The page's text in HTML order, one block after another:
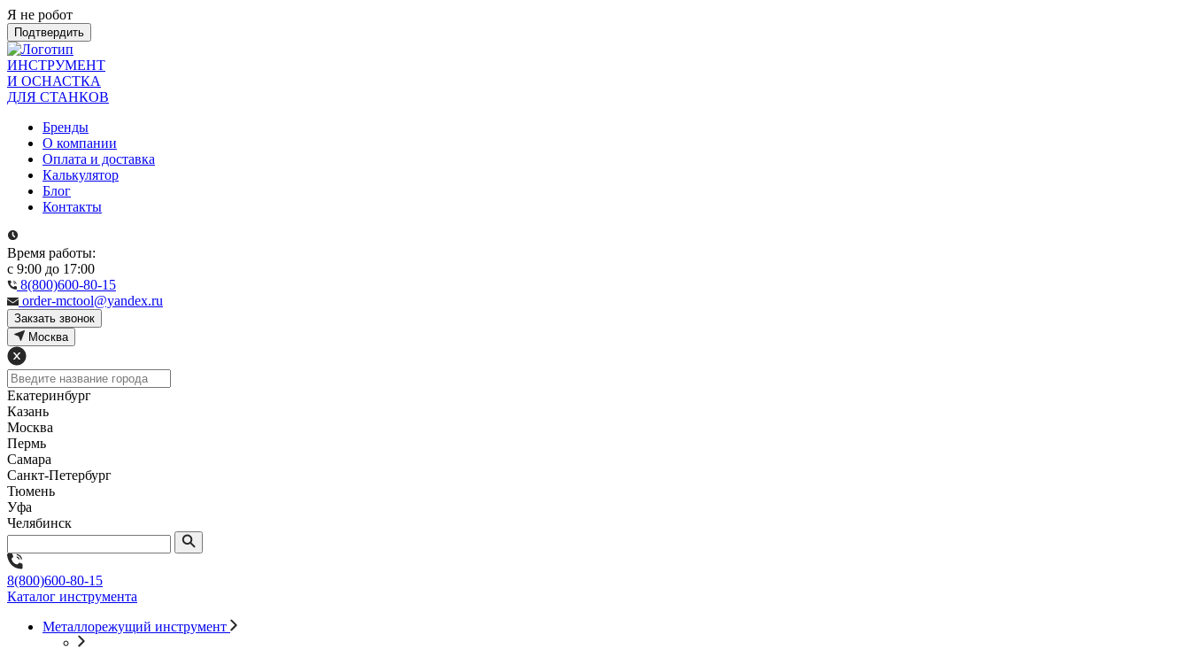
Я не робот
Подтвердить
ИНСТРУМЕНТ
И ОСНАСТКА
ДЛЯ СТАНКОВ
Бренды
О компании
Оплата и доставка
Калькулятор
Блог
Контакты
Время работы:
с 9:00 до 17:00
8(800)600-80-15
order-mctool@yandex.ru
Закзать звонок
Москва
Екатеринбург
Казань
Москва
Пермь
Самара
Санкт-Петербург
Тюмень
Уфа
Челябинск
8(800)600-80-15
Каталог инструмента
Металлорежущий инструмент